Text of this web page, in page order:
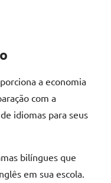
a economia
com a
idiomas para seus
bilíngues que
em sua escola.